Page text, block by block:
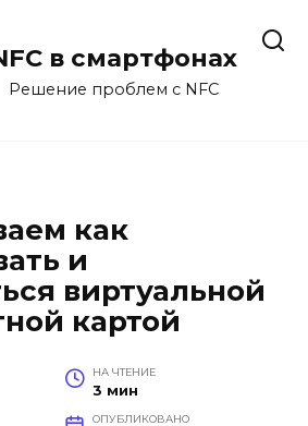
в смартфонах
Решение проблем с NFC
как
и
виртуальной
картой
НА ЧТЕНИЕ
3 мин
ОПУБЛИКОВАНО